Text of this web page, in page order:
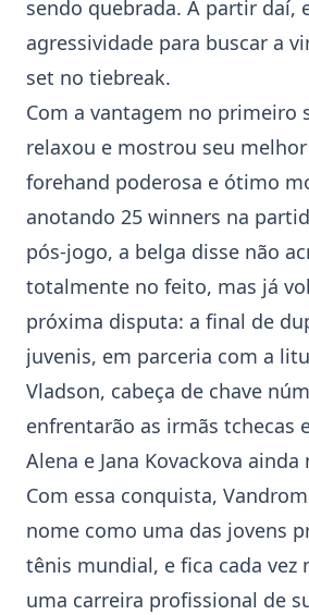
sendo quebrada. A partir daí,
agressividade para buscar a
set no tiebreak.
Com a vantagem no primeiro
relaxou e mostrou seu
forehand poderosa e ótimo
anotando 25 winners na
pós-jogo, a belga disse não
totalmente no feito, mas já
próxima disputa: a final de
juvenis, em parceria com a
Vladson, cabeça de chave
enfrentarão as irmãs tchecas
Alena e Jana Kovackova ainda
Com essa conquista,
nome como uma das jovens
tênis mundial, e fica cada vez
uma carreira profissional de